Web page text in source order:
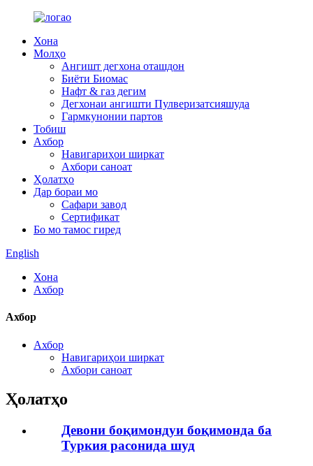
Хона
Молҳо
Ангишт дегхона оташдон
Биёти Биомас
Нафт & газ дегим
Дегхонаи ангишти Пулверизатсияшуда
Гармкунонии партов
Тобиш
Ахбор
Навигариҳои ширкат
Ахбори саноат
Ҳолатҳо
Дар бораи мо
Сафари завод
Сертификат
Бо мо тамос гиред
English
Хона
Ахбор
Ахбор
Ахбор
Навигариҳои ширкат
Ахбори саноат
Ҳолатҳо
Девони боқимондуи боқимонда ба
Туркия расонида шуд